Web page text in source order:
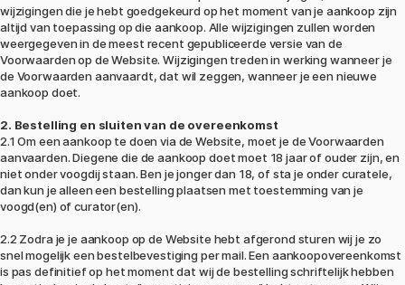
wijzigingen die je hebt goedgekeurd op het moment van je aankoop zijn
altijd van toepassing op die aankoop. Alle wijzigingen zullen worden
weergegeven in de meest recent gepubliceerde versie van de
Voorwaarden op de Website. Wijzigingen treden in werking wanneer je
de Voorwaarden aanvaardt, dat wil zeggen, wanneer je een nieuwe
aankoop doet.
2.​ Bestelling en sluiten van de overeenkomst
2.1 Om een aankoop te doen via de Website, moet je de Voorwaarden
aanvaarden. Diegene die de aankoop doet moet 18 jaar of ouder zijn, en
niet onder voogdij staan. Ben je jonger dan 18, of sta je onder curatele,
dan kun je alleen een bestelling plaatsen met toestemming van je
voogd(en) of curator(en).
2.2 Zodra je je aankoop op de Website hebt afgerond sturen wij je zo
snel mogelijk een bestelbevestiging per mail. Een aankoopovereenkomst
is pas definitief op het moment dat wij de bestelling schriftelijk hebben